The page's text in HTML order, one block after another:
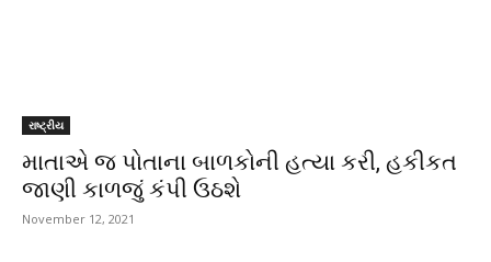
રાષ્ટ્રીય
માતાએ જ પોતાના બાળકોની હત્યા કરી, હકીકત
જાણી કાળજું કંપી ઉઠશે
November 12, 2021